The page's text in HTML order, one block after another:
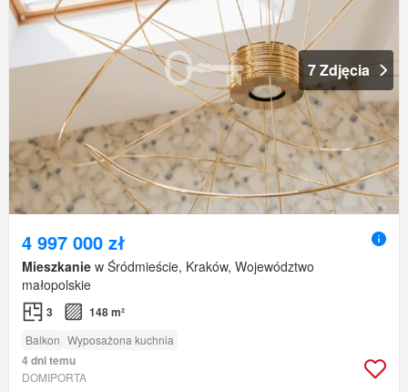
7 Zdjęcia
4 997 000 zł
Mieszkanie w Śródmieście, Kraków, Województwo
małopolskie
3 148 m²
Balkon Wyposażona kuchnia
4 dni temu
DOMIPORTA